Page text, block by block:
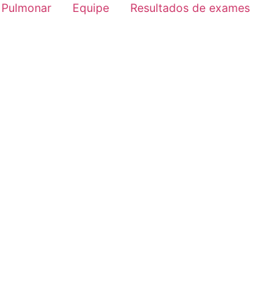
Equipe Resultados de exames